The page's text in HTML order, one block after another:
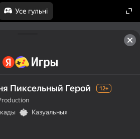
Усе гульні
Пиксельный Герой 12+
Казуальныя